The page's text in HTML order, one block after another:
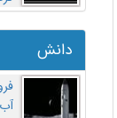
دانش